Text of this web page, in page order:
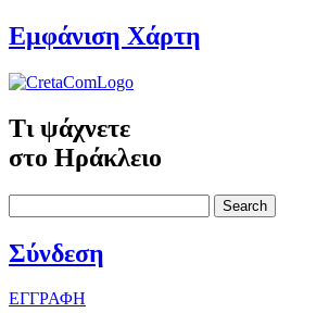
Εμφάνιση Χάρτη
Τι ψάχνετε
στο Ηράκλειο
Search
Σύνδεση
ΕΓΓΡΑΦΗ